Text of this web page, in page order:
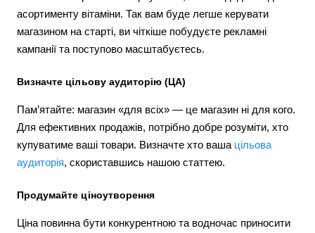
асортименту вітаміни. Так вам буде легше керувати
магазином на старті, ви чіткіше побудуєте рекламні
кампанії та поступово масштабуєтесь.
Визначте цільову аудиторію (ЦА)
Пам’ятайте: магазин «для всіх» — це магазин ні для кого.
Для ефективних продажів, потрібно добре розуміти, хто
купуватиме ваші товари. Визначте хто ваша цільова
аудиторія, скориставшись нашою статтею.
Продумайте ціноутворення
Ціна повинна бути конкурентною та водночас приносити